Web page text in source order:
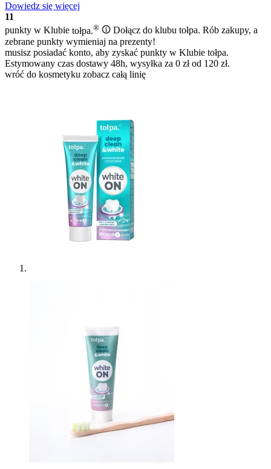
Dowiedz się więcej
11
punkty w Klubie tołpa.®
Dołącz do klubu tołpa. Rób zakupy, a
zebrane punkty wymieniaj na prezenty!
musisz posiadać konto, aby zyskać punkty w Klubie tołpa.
Estymowany czas dostawy 48h, wysyłka za 0 zł od 120 zł.
wróć do kosmetyku zobacz całą linię